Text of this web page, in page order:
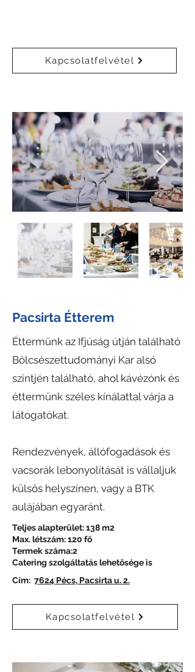
Kapcsolatfelvétel
Pacsirta Étterem
Éttermünk az Ifjúság útján található
Bölcsészettudományi Kar alsó
szintjén található, ahol kávézónk és
éttermünk széles kínálattal várja a
látogatókat.
Rendezvények, állófogadások és
vacsorák lebonyolítását is vállaljuk
külsős helyszínen, vagy a BTK
aulájában egyaránt.
Teljes alapterület: 138 m2
Max. létszám: 120 fő
Termek száma:2
Catering szolgáltatás lehetősége is
Cím: 7624 Pécs, Pacsirta u. 2.
Kapcsolatfelvétel